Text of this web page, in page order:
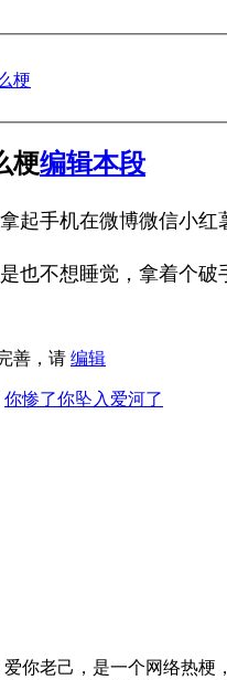
梗
梗编辑本段
起手机在微博微信小
也不想睡觉，拿着个
善，请 编辑
你惨了你坠入爱河了
你老己，是一个网络热梗